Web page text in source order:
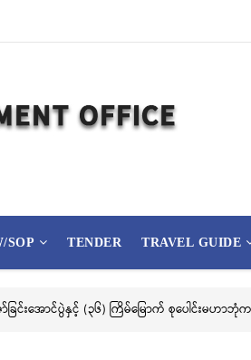
SOP TENDER TRAVEL GUIDE
ယိုပြိုင်ပွဲသို့ ဝင်ရောက်ယှဉ်ပြိုင်နိုင်ရေး ဖိတ်ခေါ်ခြင်း